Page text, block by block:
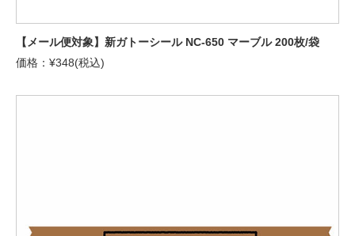
【メール便対象】新ガトーシール NC-650 マーブル 200枚/袋
価格：¥348(税込)